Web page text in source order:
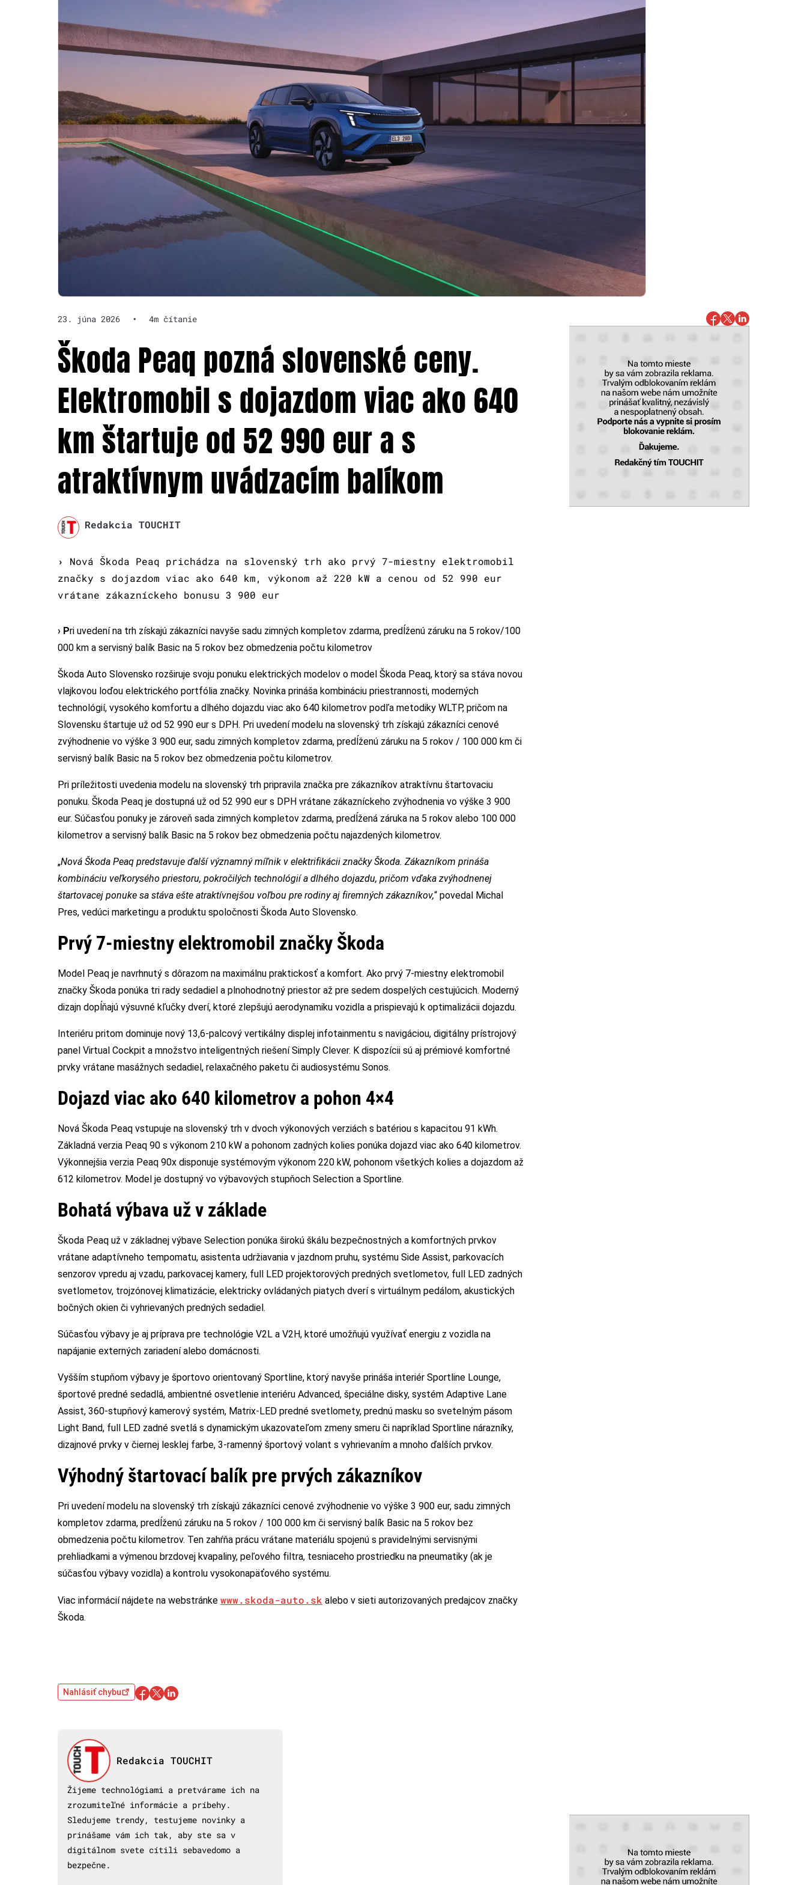
23. júna 2026 • 4m čítanie
Škoda Peaq pozná slovenské ceny.
Elektromobil s dojazdom viac ako 640
km štartuje od 52 990 eur a s
atraktívnym uvádzacím balíkom
Redakcia TOUCHIT
› Nová Škoda Peaq prichádza na slovenský trh ako prvý 7-miestny elektromobil
značky s dojazdom viac ako 640 km, výkonom až 220 kW a cenou od 52 990 eur
vrátane zákazníckeho bonusu 3 900 eur
› Pri uvedení na trh získajú zákazníci navyše sadu zimných kompletov zdarma, predĺženú záruku na 5 rokov/100
000 km a servisný balík Basic na 5 rokov bez obmedzenia počtu kilometrov
Škoda Auto Slovensko rozširuje svoju ponuku elektrických modelov o model Škoda Peaq, ktorý sa stáva novou
vlajkovou loďou elektrického portfólia značky. Novinka prináša kombináciu priestrannosti, moderných
technológií, vysokého komfortu a dlhého dojazdu viac ako 640 kilometrov podľa metodiky WLTP, pričom na
Slovensku štartuje už od 52 990 eur s DPH. Pri uvedení modelu na slovenský trh získajú zákazníci cenové
zvýhodnenie vo výške 3 900 eur, sadu zimných kompletov zdarma, predĺženú záruku na 5 rokov / 100 000 km či
servisný balík Basic na 5 rokov bez obmedzenia počtu kilometrov.
Pri príležitosti uvedenia modelu na slovenský trh pripravila značka pre zákazníkov atraktívnu štartovaciu
ponuku. Škoda Peaq je dostupná už od 52 990 eur s DPH vrátane zákazníckeho zvýhodnenia vo výške 3 900
eur. Súčasťou ponuky je zároveň sada zimných kompletov zdarma, predĺžená záruka na 5 rokov alebo 100 000
kilometrov a servisný balík Basic na 5 rokov bez obmedzenia počtu najazdených kilometrov.
„Nová Škoda Peaq predstavuje ďalší významný míľnik v elektrifikácii značky Škoda. Zákazníkom prináša
kombináciu veľkorysého priestoru, pokročilých technológií a dlhého dojazdu, pričom vďaka zvýhodnenej
štartovacej ponuke sa stáva ešte atraktívnejšou voľbou pre rodiny aj firemných zákazníkov,“ povedal Michal
Pres, vedúci marketingu a produktu spoločnosti Škoda Auto Slovensko.
Prvý 7-miestny elektromobil značky Škoda
Model Peaq je navrhnutý s dôrazom na maximálnu praktickosť a komfort. Ako prvý 7-miestny elektromobil
značky Škoda ponúka tri rady sedadiel a plnohodnotný priestor až pre sedem dospelých cestujúcich. Moderný
dizajn dopĺňajú výsuvné kľučky dverí, ktoré zlepšujú aerodynamiku vozidla a prispievajú k optimalizácii dojazdu.
Interiéru pritom dominuje nový 13,6-palcový vertikálny displej infotainmentu s navigáciou, digitálny prístrojový
panel Virtual Cockpit a množstvo inteligentných riešení Simply Clever. K dispozícii sú aj prémiové komfortné
prvky vrátane masážnych sedadiel, relaxačného paketu či audiosystému Sonos.
Dojazd viac ako 640 kilometrov a pohon 4×4
Nová Škoda Peaq vstupuje na slovenský trh v dvoch výkonových verziách s batériou s kapacitou 91 kWh.
Základná verzia Peaq 90 s výkonom 210 kW a pohonom zadných kolies ponúka dojazd viac ako 640 kilometrov.
Výkonnejšia verzia Peaq 90x disponuje systémovým výkonom 220 kW, pohonom všetkých kolies a dojazdom až
612 kilometrov. Model je dostupný vo výbavových stupňoch Selection a Sportline.
Bohatá výbava už v základe
Škoda Peaq už v základnej výbave Selection ponúka širokú škálu bezpečnostných a komfortných prvkov
vrátane adaptívneho tempomatu, asistenta udržiavania v jazdnom pruhu, systému Side Assist, parkovacích
senzorov vpredu aj vzadu, parkovacej kamery, full LED projektorových predných svetlometov, full LED zadných
svetlometov, trojzónovej klimatizácie, elektricky ovládaných piatych dverí s virtuálnym pedálom, akustických
bočných okien či vyhrievaných predných sedadiel.
Súčasťou výbavy je aj príprava pre technológie V2L a V2H, ktoré umožňujú využívať energiu z vozidla na
napájanie externých zariadení alebo domácnosti.
Vyšším stupňom výbavy je športovo orientovaný Sportline, ktorý navyše prináša interiér Sportline Lounge,
športové predné sedadlá, ambientné osvetlenie interiéru Advanced, špeciálne disky, systém Adaptive Lane
Assist, 360-stupňový kamerový systém, Matrix-LED predné svetlomety, prednú masku so svetelným pásom
Light Band, full LED zadné svetlá s dynamickým ukazovateľom zmeny smeru či napríklad Sportline nárazníky,
dizajnové prvky v čiernej lesklej farbe, 3-ramenný športový volant s vyhrievaním a mnoho ďalších prvkov.
Výhodný štartovací balík pre prvých zákazníkov
Pri uvedení modelu na slovenský trh získajú zákazníci cenové zvýhodnenie vo výške 3 900 eur, sadu zimných
kompletov zdarma, predĺženú záruku na 5 rokov / 100 000 km či servisný balík Basic na 5 rokov bez
obmedzenia počtu kilometrov. Ten zahŕňa prácu vrátane materiálu spojenú s pravidelnými servisnými
prehliadkami a výmenou brzdovej kvapaliny, peľového filtra, tesniaceho prostriedku na pneumatiky (ak je
súčasťou výbavy vozidla) a kontrolu vysokonapäťového systému.
Viac informácií nájdete na webstránke www.skoda-auto.sk alebo v sieti autorizovaných predajcov značky
Škoda.
Nahlásiť chybu
Redakcia TOUCHIT
Žijeme technológiami a pretvárame ich na
zrozumiteľné informácie a príbehy.
Sledujeme trendy, testujeme novinky a
prinášame vám ich tak, aby ste sa v
digitálnom svete cítili sebavedomo a
bezpečne.